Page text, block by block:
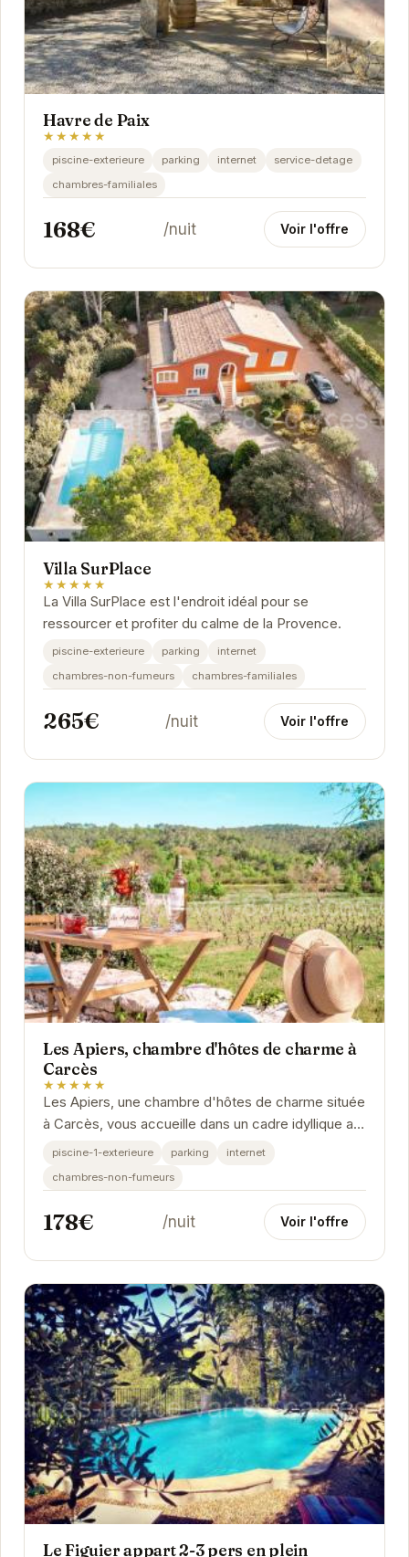
Havre de Paix
★★★★★
piscine-exterieure parking internet
service-detage
chambres-familiales
168€ /nuit Voir l'offre
Villa SurPlace
★★★★★
La Villa SurPlace est l'endroit idéal pour se
ressourcer et profiter du calme de la Provence.
piscine-exterieure parking
internet
chambres-non-fumeurs
chambres-familiales
265€ /nuit Voir l'offre
Les Apiers, chambre d'hôtes de charme à
Carcès
★★★★★
Les Apiers, une chambre d'hôtes de charme située
à Carcès, vous accueille dans un cadre idyllique au
cœur de la Provence. Profitez du calme et...
piscine-1-exterieure parking
internet
chambres-non-fumeurs
178€ /nuit Voir l'offre
Le Figuier appart 2-3 pers en plein